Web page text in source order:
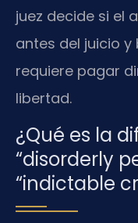
juez decide si el
antes del juicio y
requiere pagar
libertad.
¿Qué es la
“disorderly
“indictable